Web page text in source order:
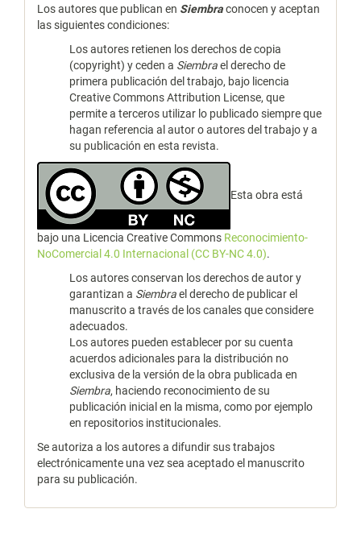
Los autores que publican en Siembraconocen y aceptan
las siguientes condiciones:
Los autores retienen los derechos de copia
(copyright) y ceden a Siembrael derecho de
primera publicación del trabajo, bajo licencia
Creative Commons Attribution License, que
permite a terceros utilizar lo publicado siempre que
hagan referencia al autor o autores del trabajo y a
su publicación en esta revista.
Esta obra está
bajo una Licencia Creative Commons Reconocimiento-
NoComercial 4.0 Internacional (CC BY-NC 4.0).
Los autores conservan los derechos de autor y
garantizan a Siembrael derecho de publicar el
manuscrito a través de los canales que considere
adecuados.
Los autores pueden establecer por su cuenta
acuerdos adicionales para la distribución no
exclusiva de la versión de la obra publicada en
Siembra, haciendo reconocimiento de su
publicación inicial en la misma, como por ejemplo
en repositorios institucionales.
Se autoriza a los autores a difundir sus trabajos
electrónicamente una vez sea aceptado el manuscrito
para su publicación.